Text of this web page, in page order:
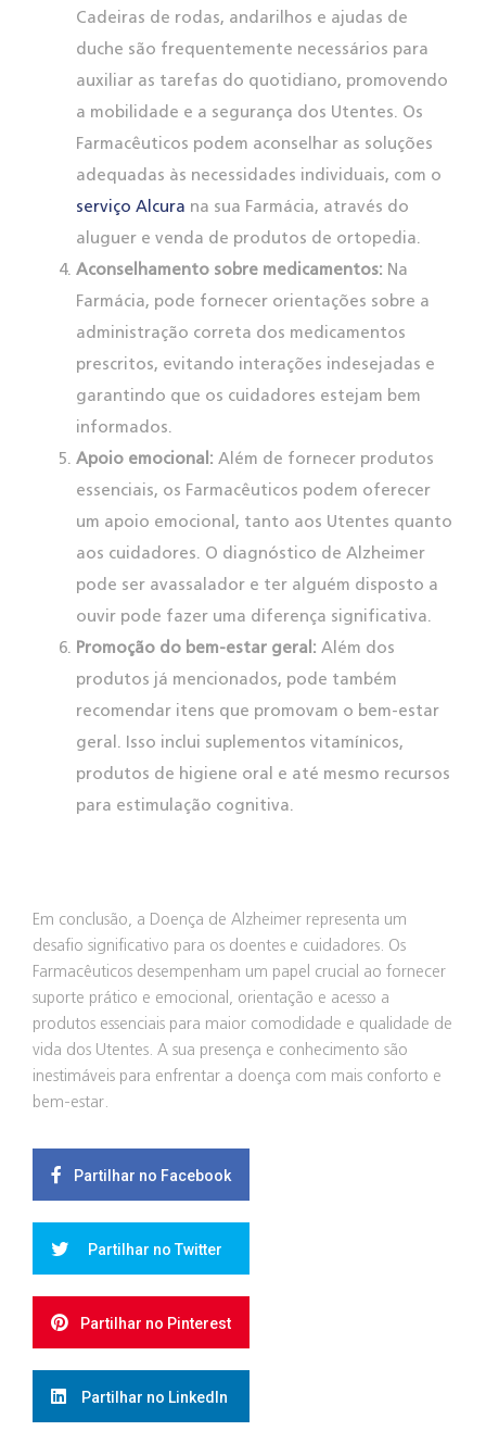
Cadeiras de rodas, andarilhos e ajudas de
duche são frequentemente necessários para
auxiliar as tarefas do quotidiano, promovendo
a mobilidade e a segurança dos Utentes. Os
Farmacêuticos podem aconselhar as soluções
adequadas às necessidades individuais, com o
serviço Alcura na sua Farmácia, através do
aluguer e venda de produtos de ortopedia.
Aconselhamento sobre medicamentos: Na
Farmácia, pode fornecer orientações sobre a
administração correta dos medicamentos
prescritos, evitando interações indesejadas e
garantindo que os cuidadores estejam bem
informados.
Apoio emocional: Além de fornecer produtos
essenciais, os Farmacêuticos podem oferecer
um apoio emocional, tanto aos Utentes quanto
aos cuidadores. O diagnóstico de Alzheimer
pode ser avassalador e ter alguém disposto a
ouvir pode fazer uma diferença significativa.
Promoção do bem-estar geral: Além dos
produtos já mencionados, pode também
recomendar itens que promovam o bem-estar
geral. Isso inclui suplementos vitamínicos,
produtos de higiene oral e até mesmo recursos
para estimulação cognitiva.
Em conclusão, a Doença de Alzheimer representa um
desafio significativo para os doentes e cuidadores. Os
Farmacêuticos desempenham um papel crucial ao fornecer
suporte prático e emocional, orientação e acesso a
produtos essenciais para maior comodidade e qualidade de
vida dos Utentes. A sua presença e conhecimento são
inestimáveis para enfrentar a doença com mais conforto e
bem-estar.
Partilhar no Facebook
Partilhar no Twitter
Partilhar no Pinterest
Partilhar no LinkedIn